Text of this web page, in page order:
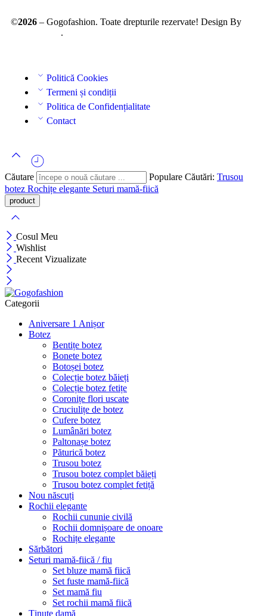
©2026 – Gogofashion. Toate drepturile rezervate! Design By
.
Politică Cookies
Termeni și condiții
Politica de Confidențialitate
Contact
Căutare Populare Căutări: Trusou
botez Rochițe elegante Seturi mamă-fiică
Cosul Meu
Wishlist
Recent Vizualizate
Categorii
Aniversare 1 Anișor
Botez
Bentițe botez
Bonete botez
Botoșei botez
Colecție botez băieți
Colecție botez fetițe
Coronițe flori uscate
Cruciulițe de botez
Cufere botez
Lumânări botez
Paltonașe botez
Păturică botez
Trusou botez
Trusou botez complet băieți
Trusou botez complet fetiță
Nou născuți
Rochii elegante
Rochii cununie civilă
Rochii domnișoare de onoare
Rochițe elegante
Sărbători
Seturi mamă-fiică / fiu
Set bluze mamă fiică
Set fuste mamă-fiică
Set mamă fiu
Set rochii mamă fiică
Ținute damă